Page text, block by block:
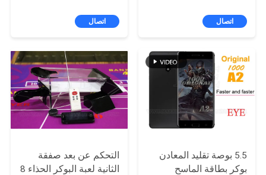
اتصال اتصال
التحكم عن بعد صفقة
الثانية لعبة البوكر الحذاء 8
5.5 بوصة تقليد المعادن
بوكر بطاقة الماسح